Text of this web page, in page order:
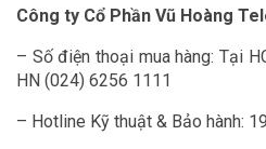
Công ty Cổ Phần Vũ Hoàng
– Số điện thoại mua hàng: Tại
HN (024) 6256 1111
– Hotline Kỹ thuật & Bảo hành: